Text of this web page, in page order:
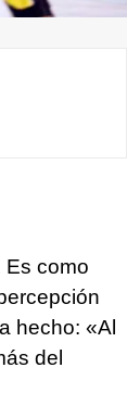
Es como
hecho: «Al
del